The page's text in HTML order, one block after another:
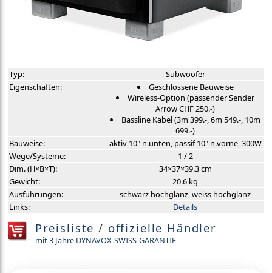
Typ:
Subwoofer
Eigenschaften:
Geschlossene Bauweise
Wireless-Option (passender Sender
Arrow CHF 250.-)
Bassline Kabel (3m 399.-, 6m 549.-, 10m
699.-)
Bauweise:
aktiv 10" n.unten, passif 10" n.vorne, 300W
Wege/Systeme:
1 / 2
Dim. (H×B×T):
34×37×39.3 cm
Gewicht:
20.6 kg
Ausführungen:
schwarz hochglanz, weiss hochglanz
Links:
Details
Preisliste / offizielle Händler
mit 3 Jahre DYNAVOX-SWISS-GARANTIE